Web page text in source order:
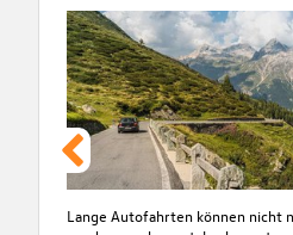
Lange Autofahrten können nicht